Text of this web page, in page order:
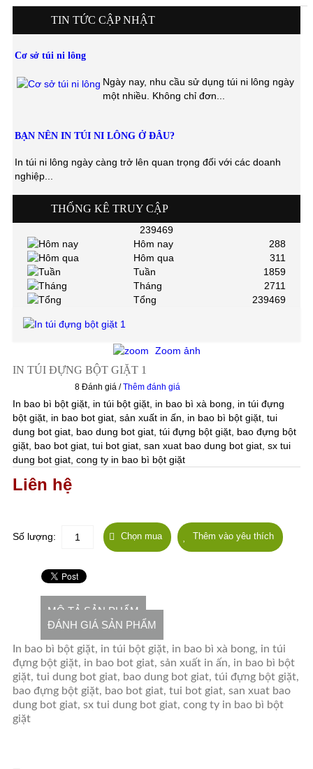
TIN TỨC CẬP NHẬT
Cơ sở túi ni lông
Ngày nay, nhu cầu sử dụng túi ni lông ngày
một nhiều. Không chỉ đơn...
BẠN NÊN IN TÚI NI LÔNG Ở ĐÂU?
In túi ni lông ngày càng trở lên quan trọng đối với các doanh
nghiệp...
THỐNG KÊ TRUY CẬP
239469
Hôm nay
288
Hôm qua
311
Tuần
1859
Tháng
2711
Tổng
239469
Zoom ảnh
IN TÚI ĐỰNG BỘT GIẶT 1
8 Đánh giá /Thêm đánh giá
In bao bì bột giặt, in túi bột giặt, in bao bì xà bong, in túi đựng
bột giặt, in bao bot giat, sản xuất in ấn, in bao bì bột giặt, tui
dung bot giat, bao dung bot giat, túi đựng bột giặt, bao đựng bột
giặt, bao bot giat, tui bot giat, san xuat bao dung bot giat, sx tui
dung bot giat, cong ty in bao bì bột giặt
Liên hệ
Số lượng:
MÔ TẢ SẢN PHẨM
ĐÁNH GIÁ SẢN PHẨM
In bao bì bột giặt, in túi bột giặt, in bao bì xà bong, in túi
đựng bột giặt, in bao bot giat, sản xuất in ấn, in bao bì bột
giặt, tui dung bot giat, bao dung bot giat, túi đựng bột giặt,
bao đựng bột giặt, bao bot giat, tui bot giat, san xuat bao
dung bot giat, sx tui dung bot giat, cong ty in bao bì bột
giặt